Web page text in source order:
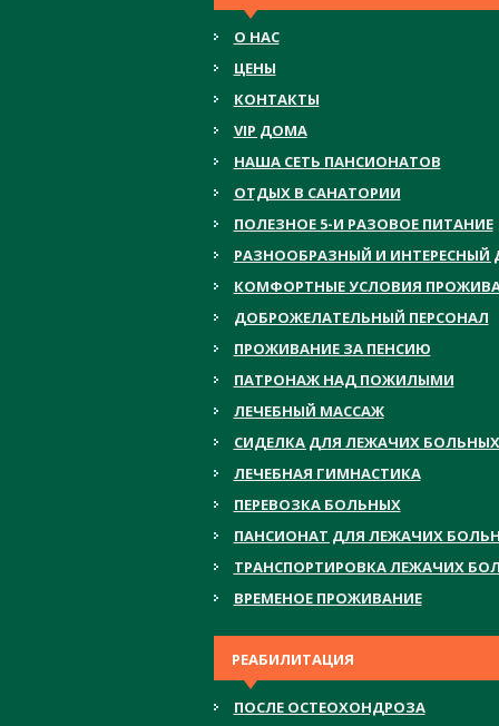
О НАС
ЦЕНЫ
КОНТАКТЫ
VIP ДОМА
НАША СЕТЬ ПАНСИОНАТОВ
ОТДЫХ В САНАТОРИИ
ПОЛЕЗНОЕ 5-И РАЗОВОЕ ПИТАНИЕ
РАЗНООБРАЗНЫЙ И ИНТЕРЕСНЫЙ
КОМФОРТНЫЕ УСЛОВИЯ
ДОБРОЖЕЛАТЕЛЬНЫЙ ПЕРСОНАЛ
ПРОЖИВАНИЕ ЗА ПЕНСИЮ
ПАТРОНАЖ НАД ПОЖИЛЫМИ
ЛЕЧЕБНЫЙ МАССАЖ
СИДЕЛКА ДЛЯ ЛЕЖАЧИХ БОЛЬНЫХ
ЛЕЧЕБНАЯ ГИМНАСТИКА
ПЕРЕВОЗКА БОЛЬНЫХ
ПАНСИОНАТ ДЛЯ ЛЕЖАЧИХ
ТРАНСПОРТИРОВКА ЛЕЖАЧИХ
ВРЕМЕНОЕ ПРОЖИВАНИЕ
РЕАБИЛИТАЦИЯ
ПОСЛЕ ОСТЕОХОНДРОЗА